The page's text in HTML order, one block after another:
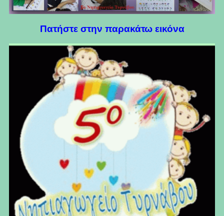
Πατήστε στην παρακάτω εικόνα